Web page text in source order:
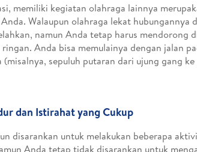
memiliki kegiatan olahraga lainnya
Walaupun olahraga lekat hubungannya
namun Anda tetap harus mendorong
Anda bisa memulainya dengan jalan
sepuluh putaran dari ujung gang
dan Istirahat yang Cukup
disarankan untuk melakukan beberapa
Anda tetap tidak disarankan untuk